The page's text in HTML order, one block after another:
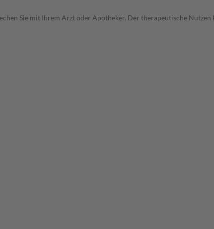
Sie mit Ihrem Arzt oder Apotheker. Der therapeutische Nutzen